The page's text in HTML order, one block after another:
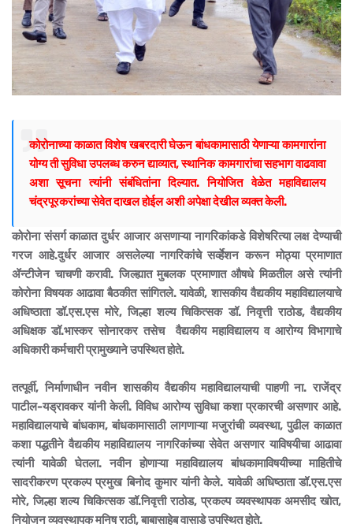
कोरोनाच्या काळात विशेष खबरदारी घेऊन बांधकामासाठी येणाऱ्या कामगारांना
योग्य ती सुविधा उपलब्ध करुन द्याव्यात, स्थानिक कामगारांचा सहभाग वाढवावा
अशा सूचना त्यांनी संबंधितांना दिल्यात. नियोजित वेळेत महाविद्यालय
चंद्रपूरकरांच्या सेवेत दाखल होईल अशी अपेक्षा देखील व्यक्त केली.
कोरोना संसर्ग काळात दुर्धर आजार असणाऱ्या नागरिकांकडे विशेषरित्या लक्ष देण्याची
गरज आहे.दुर्धर आजार असलेल्या नागरिकांचे सर्व्हेशन करून मोठ्या प्रमाणात
ॲन्टीजेन चाचणी करावी. जिल्ह्यात मुबलक प्रमाणात औषधे मिळतील असे त्यांनी
कोरोना विषयक आढावा बैठकीत सांगितले. यावेळी, शासकीय वैद्यकीय महाविद्यालयाचे
अधिष्ठाता डॉ.एस.एस मोरे, जिल्हा शल्य चिकित्सक डॉ. निवृत्ती राठोड, वैद्यकीय
अधिक्षक डॉ.भास्कर सोनारकर तसेच वैद्यकीय महाविद्यालय व आरोग्य विभागाचे
अधिकारी कर्मचारी प्रामुख्याने उपस्थित होते.
तत्पूर्वी, निर्माणाधीन नवीन शासकीय वैद्यकीय महाविद्यालयाची पाहणी ना. राजेंद्र
पाटील-यड्रावकर यांनी केली. विविध आरोग्य सुविधा कशा प्रकारची असणार आहे.
महाविद्यालयाचे बांधकाम, बांधकामासाठी लागणाऱ्या मजुरांची व्यवस्था, पुढील काळात
कशा पद्धतीने वैद्यकीय महाविद्यालय नागरिकांच्या सेवेत असणार याविषयीचा आढावा
त्यांनी यावेळी घेतला. नवीन होणाऱ्या महाविद्यालय बांधकामाविषयीच्या माहितीचे
सादरीकरण प्रकल्प प्रमुख बिनोद कुमार यांनी केले. यावेळी अधिष्ठाता डॉ.एस.एस
मोरे, जिल्हा शल्य चिकित्सक डॉ.निवृत्ती राठोड, प्रकल्प व्यवस्थापक अमसीद खोत,
नियोजन व्यवस्थापक मनिष राठी, बाबासाहेब वासाडे उपस्थित होते.